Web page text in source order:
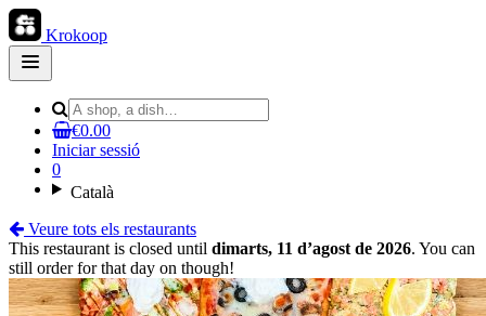
Krokoop
Open
main
€0.00
Iniciar sessió
0
Català
Veure tots els restaurants
This restaurant is closed until dimarts, 11 d’agost de 2026. You can
still order for that day on though!